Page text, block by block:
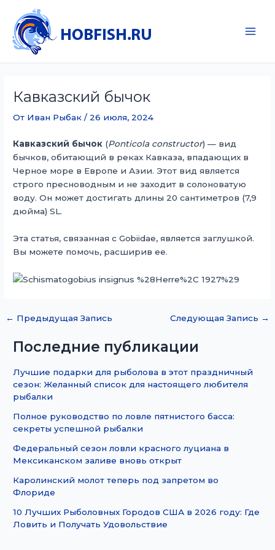
содержимому
Кавказский бычок
От Иван Рыбак/ 26 июля, 2024
Кавказский бычок (Ponticola constructor) — вид
бычков, обитающий в реках Кавказа, впадающих в
Черное море в Европе и Азии. Этот вид является
строго пресноводным и не заходит в солоноватую
воду. Он может достигать длины 20 сантиметров (7,9
дюйма) SL.
Эта статья, связанная с Gobiidae, является заглушкой.
Вы можете помочь, расширив ее.
← Предыдущая Запись Следующая Запись →
Последние публикации
Лучшие подарки для рыболова в этот праздничный
сезон: Желанный список для настоящего любителя
рыбалки
Полное руководство по ловле пятнистого басса:
секреты успешной рыбалки
Федеральный сезон ловли красного луциана в
Мексиканском заливе вновь открыт
Каролинский молот теперь под запретом во
Флориде
10 Лучших Рыболовных Городов США в 2026 году: Где
Ловить и Получать Удовольствие